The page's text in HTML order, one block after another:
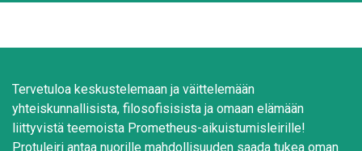
Tervetuloa keskustelemaan ja väittelemään
yhteiskunnallisista, filosofisisista ja omaan elämään
liittyvistä teemoista Prometheus-aikuistumisleirille!
Protuleiri antaa nuorille mahdollisuuden saada tukea oman